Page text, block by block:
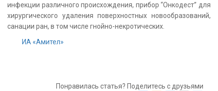
инфекции различного происхождения, прибор “Онкодест” для
хирургического удаления поверхностных новообразований,
санации ран, в том числе гнойно-некротических.
ИА «Амител»
Понравилась статья? Поделитесь с друзьями